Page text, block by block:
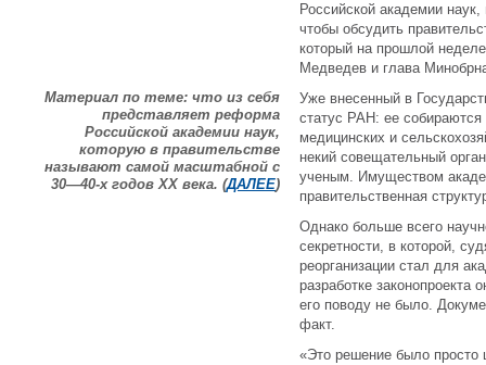
Российской академии
чтобы обсудить
который на прошлой
Медведев и глава
Материал по теме: что из себя
представляет реформа
Российской академии наук,
которую в правительстве
называют самой масштабной с
30—40-х годов XX века. (ДАЛЕЕ)
Уже внесенный в
статус РАН: ее
медицинских и
некий совещательный
ученым. Имуществом
правительственная
Однако больше всего
секретности, в которой,
реорганизации стал для
разработке законопроекта
его поводу не было.
факт.
«Это решение было